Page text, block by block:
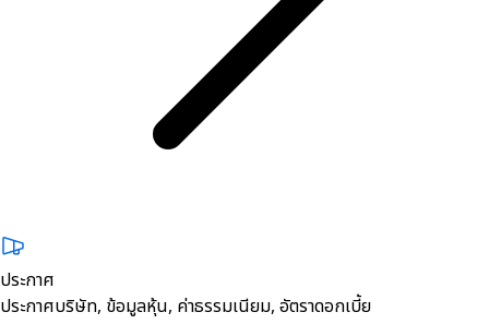
ประกาศ
ประกาศบริษัท, ข้อมูลหุ้น, ค่าธรรมเนียม, อัตราดอกเบี้ย